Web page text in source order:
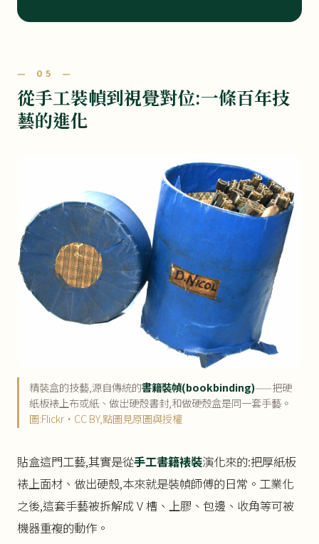
— 05 —
從手工裝幀到視覺對位:一條百年技
藝的進化
精裝盒的技藝,源自傳統的書籍裝幀(bookbinding)——把硬
紙板裱上布或紙、做出硬殼書封,和做硬殼盒是同一套手藝。
圖:Flickr・CC BY,點圖見原圖與授權
貼盒這門工藝,其實是從手工書籍裱裝演化來的:把厚紙板
裱上面材、做出硬殼,本來就是裝幀師傅的日常。工業化
之後,這套手藝被拆解成 V 槽、上膠、包邊、收角等可被
機器重複的動作。